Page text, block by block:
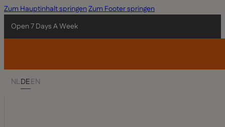
Zum Hauptinhalt springenZum Footer springen
Open 7 Days A Week
NLDEEN